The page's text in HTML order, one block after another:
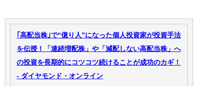
｢高配当株｣で“億り人”になった個人投資家が投資手法
を伝授！「連続増配株」や「減配しない高配当株」へ
の投資を長期的にコツコツ続けることが成功のカギ！
- ダイヤモンド・オンライン